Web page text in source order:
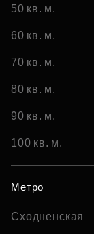
50 кв. м.
60 кв. м.
70 кв. м.
80 кв. м.
90 кв. м.
100 кв. м.
Метро
Сходненская